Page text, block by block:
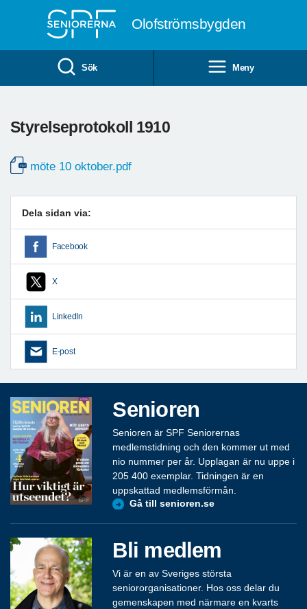
Olofströmsbygden
Sök Meny
Styrelseprotokoll 1910
möte 10 oktober.pdf
Dela sidan via:
Facebook
X
LinkedIn
E-post
Senioren
Senioren är SPF Seniorernas
medlemstidning och den kommer ut med
nio nummer per år. Upplagan är nu uppe i
205 400 exemplar. Tidningen är en
uppskattad medlemsförmån.
Gå till senioren.se
Bli medlem
Vi är en av Sveriges största
seniororganisationer. Hos oss delar du
gemenskapen med närmare en kvarts